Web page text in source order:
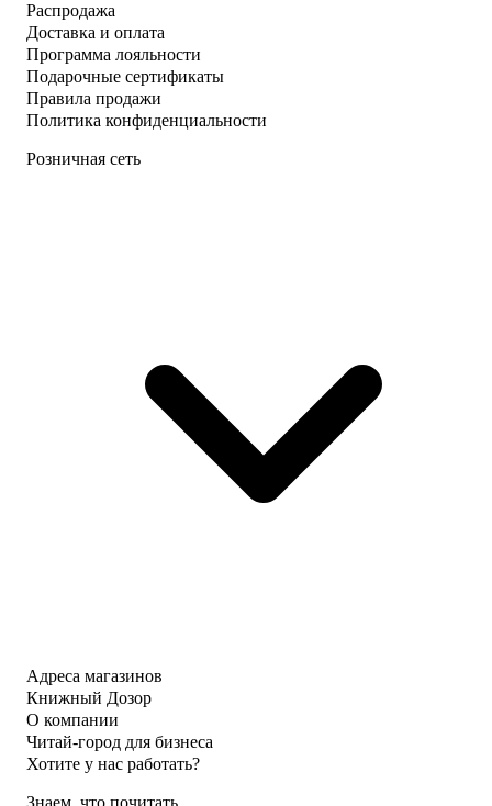
Распродажа
Доставка и оплата
Программа лояльности
Подарочные сертификаты
Правила продажи
Политика конфиденциальности
Розничная сеть
Адреса магазинов
Книжный Дозор
О компании
Читай-город для бизнеса
Хотите у нас работать?